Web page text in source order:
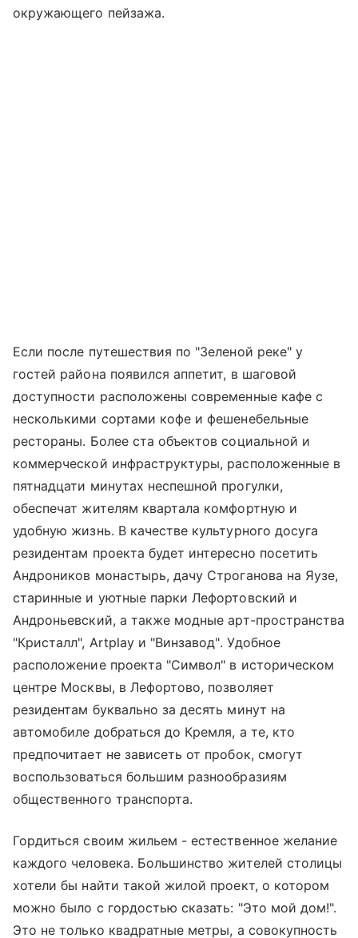
окружающего пейзажа.
Если после путешествия по "Зеленой реке" у
гостей района появился аппетит, в шаговой
доступности расположены современные кафе с
несколькими сортами кофе и фешенебельные
рестораны. Более ста объектов социальной и
коммерческой инфраструктуры, расположенные в
пятнадцати минутах неспешной прогулки,
обеспечат жителям квартала комфортную и
удобную жизнь. В качестве культурного досуга
резидентам проекта будет интересно посетить
Андроников монастырь, дачу Строганова на Яузе,
старинные и уютные парки Лефортовский и
Андроньевский, а также модные арт-пространства
"Кристалл", Artplay и "Винзавод". Удобное
расположение проекта "Символ" в историческом
центре Москвы, в Лефортово, позволяет
резидентам буквально за десять минут на
автомобиле добраться до Кремля, а те, кто
предпочитает не зависеть от пробок, смогут
воспользоваться большим разнообразиям
общественного транспорта.
Гордиться своим жильем - естественное желание
каждого человека. Большинство жителей столицы
хотели бы найти такой жилой проект, о котором
можно было с гордостью сказать: "Это мой дом!".
Это не только квадратные метры, а совокупность